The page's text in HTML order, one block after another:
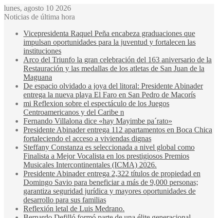
lunes, agosto 10 2026
Noticias de última hora
Vicepresidenta Raquel Peña encabeza graduaciones que
impulsan oportunidades para la juventud y fortalecen las
instituciones
Arco del Triunfo la gran celebración del 163 aniversario de la
Restauración y las medallas de los atletas de San Juan de la
Maguana
De espacio olvidado a joya del litoral: Presidente Abinader
entrega la nueva playa El Faro en San Pedro de Macorís
mi Reflexion sobre el espectáculo de los Juegos
Centroamericanos y del Caribe n
Fernando Villalona dice «hay Mayimbe pa´rato»
Presidente Abinader entrega 112 apartamentos en Boca Chica
fortaleciendo el acceso a viviendas dignas
Steffany Constanza es seleccionada a nivel global como
Finalista a Mejor Vocalista en los prestigiosos Premios
Musicales Intercontinentales (ICMA) 2026.
Presidente Abinader entrega 2,322 títulos de propiedad en
Domingo Savio para beneficiar a más de 9,000 personas;
garantiza seguridad jurídica y mayores oportunidades de
desarrollo para sus familias
Reflexión letal de Luis Medrano.